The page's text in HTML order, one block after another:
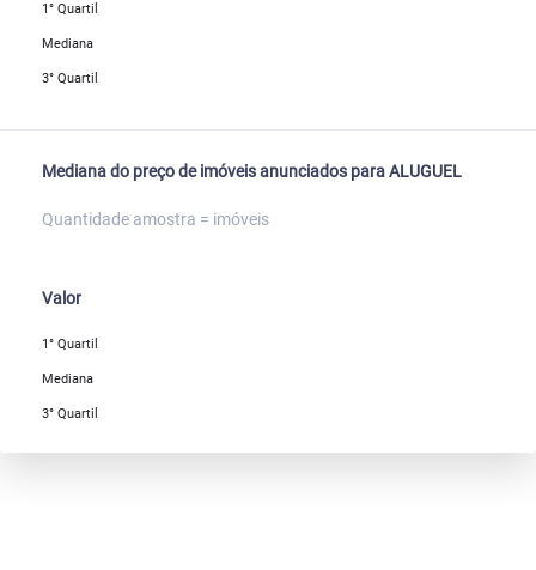
1° Quartil
Mediana
3° Quartil
Mediana do preço de imóveis anunciados para ALUGUEL
Quantidade amostra = imóveis
Valor
1° Quartil
Mediana
3° Quartil